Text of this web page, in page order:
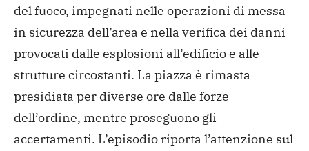
del fuoco, impegnati nelle operazioni di messa
in sicurezza dell’area e nella verifica dei danni
provocati dalle esplosioni all’edificio e alle
strutture circostanti. La piazza è rimasta
presidiata per diverse ore dalle forze
dell’ordine, mentre proseguono gli
accertamenti. L’episodio riporta l’attenzione sul